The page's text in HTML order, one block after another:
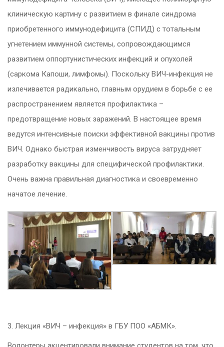
клиническую картину с развитием в финале синдрома
приобретенного иммунодефицита (СПИД) с тотальным
угнетением иммунной системы, сопровождающимся
развитием оппортунистических инфекций и опухолей
(саркома Капоши, лимфомы). Поскольку ВИЧ-инфекция не
излечивается радикально, главным орудием в борьбе с ее
распространением является профилактика –
предотвращение новых заражений. В настоящее время
ведутся интенсивные поиски эффективной вакцины против
ВИЧ. Однако быстрая изменчивость вируса затрудняет
разработку вакцины для специфической профилактики.
Очень важна правильная диагностика и своевременно
начатое лечение.
3. Лекция «ВИЧ – инфекция» в ГБУ ПОО «АБМК».